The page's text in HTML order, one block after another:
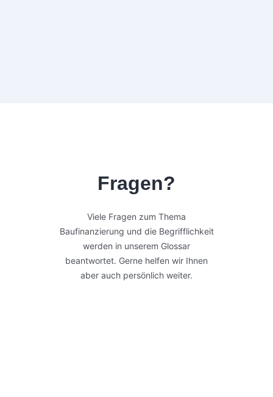
Fragen?
Viele Fragen zum Thema
Baufinanzierung und die Begrifflichkeit
werden in unserem Glossar
beantwortet. Gerne helfen wir Ihnen
aber auch persönlich weiter.